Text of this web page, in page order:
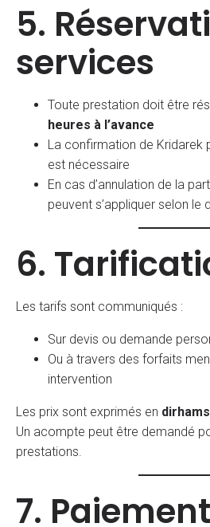
5.
services
Toute prestation doit être
heures à l’avance
La confirmation de Kridarek
est nécessaire
En cas d’annulation de la
peuvent s’appliquer selon le
6.
Les tarifs sont communiqués :
Sur devis ou demande
Ou à travers des forfaits
intervention
Les prix sont exprimés en
Un acompte peut être demandé
prestations.
7. Paiement